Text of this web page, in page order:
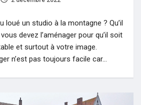
loué un studio à la montagne ? Qu’il
devez l’aménager pour qu’il soit
et surtout à votre image.
n’est pas toujours facile car…